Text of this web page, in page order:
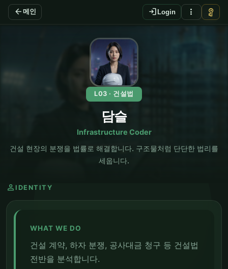
arrow_back 메인 login Login more_vert vpn_key
EN
L03 · 건설법
담슬
Infrastructure Coder
건설 현장의 분쟁을 법률로 해결합니다. 구조물처럼 단단한 법리를
세웁니다.
person IDENTITY
WHAT WE DO
건설 계약, 하자 분쟁, 공사대금 청구 등 건설법
전반을 분석합니다.